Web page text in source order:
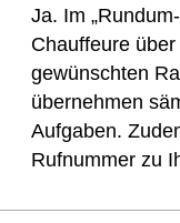
Ja. Im
Chauffeure
gewünschten
übernehmen
Aufgaben.
Rufnummer zu